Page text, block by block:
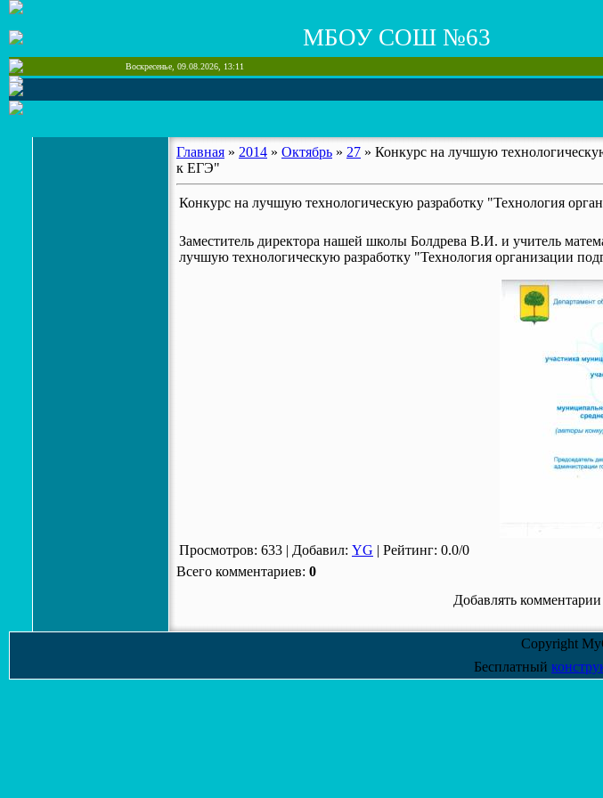
МБОУ СОШ №63
Воскресенье, 09.08.2026, 13:11
Главная » 2014 » Октябрь » 27 » Конкурс на лучшую
к ЕГЭ"
Конкурс на лучшую технологическую разработку "Технология
Заместитель директора нашей школы Болдрева В.И. и учитель
лучшую технологическую разработку "Технология организации
Просмотров: 633 | Добавил: YG | Рейтинг: 0.0/0
Всего комментариев: 0
Добавлять
Copyright
Бесплатный